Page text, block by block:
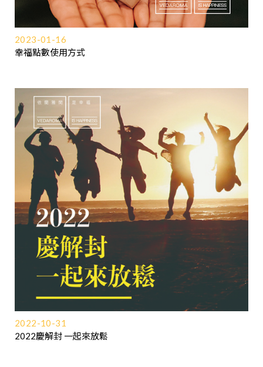
2023-01-16
幸福點數使用方式
2022-10-31
2022慶解封 一起來放鬆